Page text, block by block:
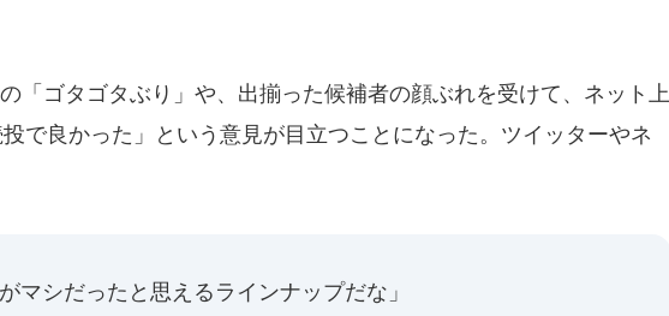
「ゴタゴタぶり」や、出揃った候補者の顔ぶれを受けて、ネット上
で良かった」という意見が目立つことになった。ツイッターやネ
マシだったと思えるラインナップだな」